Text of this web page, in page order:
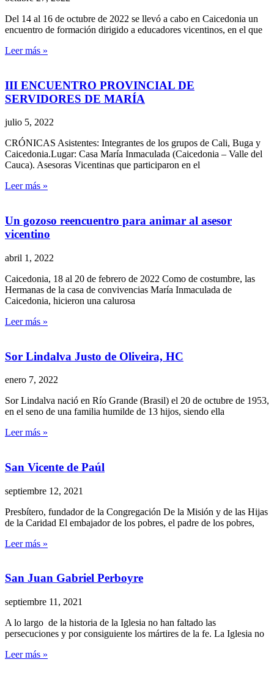
Del 14 al 16 de octubre de 2022 se llevó a cabo en Caicedonia un
encuentro de formación dirigido a educadores vicentinos, en el que
Leer más »
III ENCUENTRO PROVINCIAL DE
SERVIDORES DE MARÍA
julio 5, 2022
CRÓNICAS Asistentes: Integrantes de los grupos de Cali, Buga y
Caicedonia.Lugar: Casa María Inmaculada (Caicedonia – Valle del
Cauca). Asesoras Vicentinas que participaron en el
Leer más »
Un gozoso reencuentro para animar al asesor
vicentino
abril 1, 2022
Caicedonia, 18 al 20 de febrero de 2022 Como de costumbre, las
Hermanas de la casa de convivencias María Inmaculada de
Caicedonia, hicieron una calurosa
Leer más »
Sor Lindalva Justo de Oliveira, HC
enero 7, 2022
Sor Lindalva nació en Río Grande (Brasil) el 20 de octubre de 1953,
en el seno de una familia humilde de 13 hijos, siendo ella
Leer más »
San Vicente de Paúl
septiembre 12, 2021
Presbítero, fundador de la Congregación De la Misión y de las Hijas
de la Caridad El embajador de los pobres, el padre de los pobres,
Leer más »
San Juan Gabriel Perboyre
septiembre 11, 2021
A lo largo de la historia de la Iglesia no han faltado las
persecuciones y por consiguiente los mártires de la fe. La Iglesia no
Leer más »